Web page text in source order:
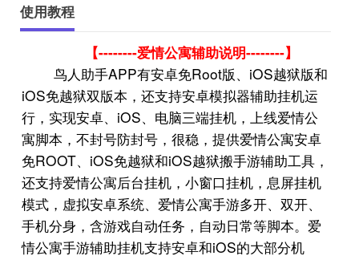
使用教程
【--------爱情公寓辅助说明--------】
鸟人助手APP有安卓免Root版、 iOS越狱版和
iOS免越狱双版本，还支持安卓模拟器辅助挂机运
行，实现安卓、 iOS、电脑三端挂机，上线爱情公
寓脚本，不封号防封号，很稳，提供爱情公寓安卓
免ROOT、 iOS免越狱和iOS越狱搬手游辅助工具，
还支持爱情公寓后台挂机，小窗口挂机，息屏挂机
模式，虚拟安卓系统、爱情公寓手游多开、双开、
手机分身，含游戏自动任务，自动日常等脚本。爱
情公寓手游辅助挂机支持安卓和iOS的大部分机